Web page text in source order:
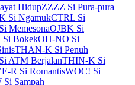
HidupZZZZ Si Pura-pura
Si NgamukCTRL Si
MemesonaOJBK Si
Si BokekOH-NO Si
THAN-K Si Penuh
ATM BerjalanTHIN-K Si
R Si RomantisWOC! Si
Sampah